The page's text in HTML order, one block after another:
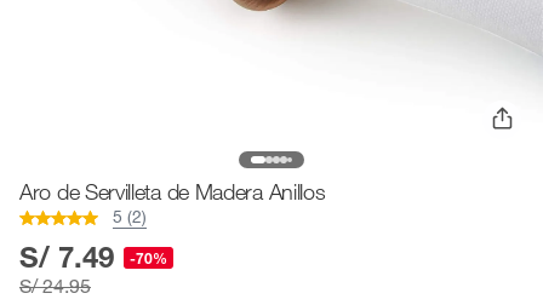
Aro de Servilleta de Madera Anillos
5 (2)
S/ 7.49 -70%
S/ 24.95